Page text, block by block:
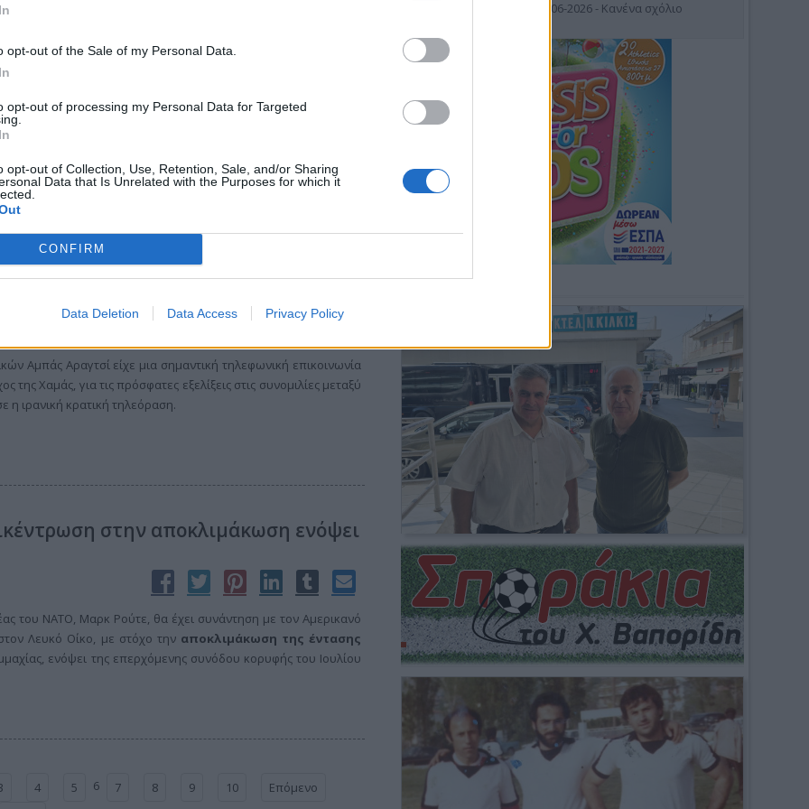
opt-out of the Sale of my Personal Data.
opt-out of processing my Personal Data for Targeted
opt-out of Collection, Use, Retention, Sale, and/or Sharing
Data that Is Unrelated with the Purposes for which it
CONFIRM
Data Deletion Data Access Privacy Policy
χωρίς ρεύμα λόγω βλάβης
νοικοκυριάβρέθηκαν χωρίς ηλεκτρικό ρεύμα το πρωί της
σε μετασχηματιστή που σχετίζεται με τις υψηλές
οι αρχές του νομού Φινιστέρ.
με στέλεχος της Χαμάς για τις
Αμπάς Αραγτσί είχε μια σημαντική τηλεφωνική επικοινωνία
της Χαμάς, για τις πρόσφατες εξελίξεις στις συνομιλίες μεταξύ
η ιρανική κρατική τηλεόραση.
στην αποκλιμάκωση ενόψει
του ΝΑΤΟ, Μαρκ Ρούτε, θα έχει συνάντηση με τον Αμερικανό
Λευκό Οίκο, με στόχο την αποκλιμάκωση της έντασης
ενόψει της επερχόμενης συνόδου κορυφής του Ιουλίου
4 5 6 7 8 9 10
Επόμενο
19-06-2026 - Κανένα σχόλιο
Φωτοσχόλιο